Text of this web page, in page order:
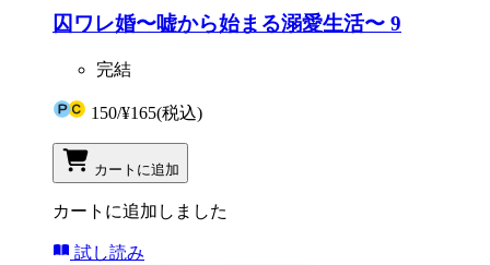
囚ワレ婚〜嘘から始まる溺愛生活〜 9
完結
150/¥165(税込)
カートに追加
カートに追加しました
試し読み